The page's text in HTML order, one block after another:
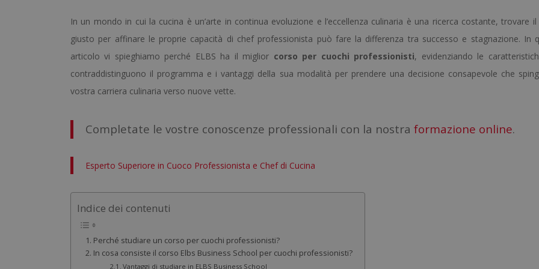
In un mondo in cui la cucina è un’arte in continua evoluzione e l’eccellenza culinaria è una ricerca costante, trovare
giusto per affinare le proprie capacità di chef professionista può fare la differenza tra successo e stagnazione. In
articolo vi spieghiamo perché ELBS ha il miglior corso per cuochi professionisti, evidenziando le
contraddistinguono il programma e i vantaggi della sua modalità per prendere una decisione consapevole che
vostra carriera culinaria verso nuove vette.
Completate le vostre conoscenze professionali con la nostra formazione online.
Esperto Superiore in Cuoco Professionista e Chef di Cucina
Indice dei contenuti
Perché studiare un corso per cuochi professionisti?
In cosa consiste il corso Elbs Business School per cuochi professionisti?
Vantaggi di studiare in ELBS Business School